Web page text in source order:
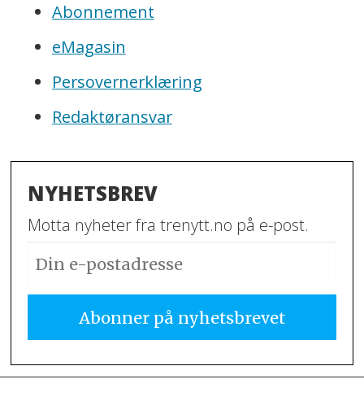
Abonnement
eMagasin
Persovernerklæring
Redaktøransvar
NYHETSBREV
Motta nyheter fra trenytt.no på e-post.